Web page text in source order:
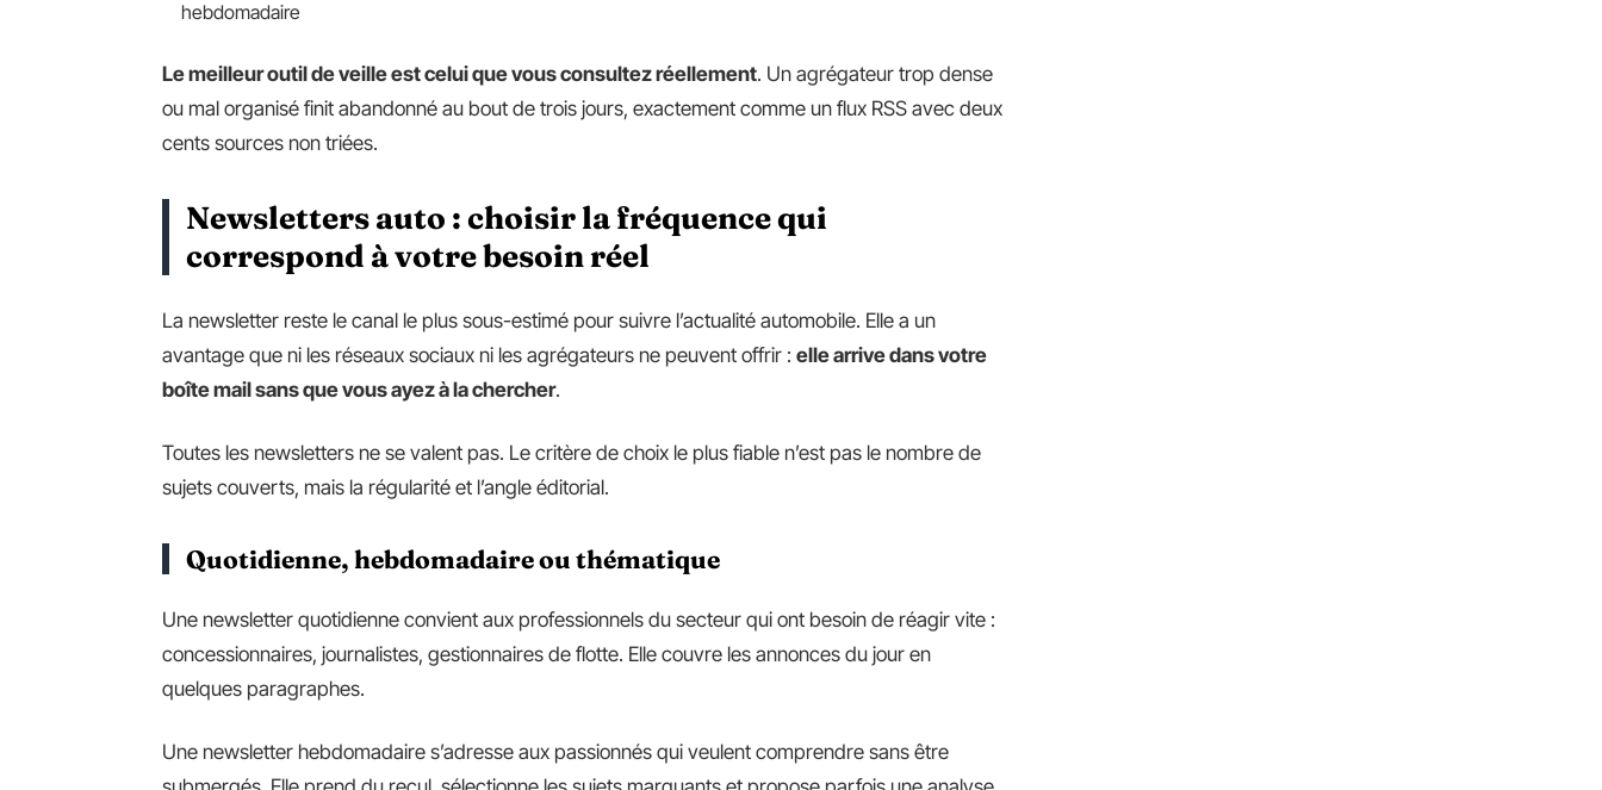
hebdomadaire
Le meilleur outil de veille est celui que vous consultez réellement. Un agrégateur trop dense
ou mal organisé finit abandonné au bout de trois jours, exactement comme un flux RSS avec deux
cents sources non triées.
Newsletters auto : choisir la fréquence qui
correspond à votre besoin réel
La newsletter reste le canal le plus sous-estimé pour suivre l’actualité automobile. Elle a un
avantage que ni les réseaux sociaux ni les agrégateurs ne peuvent offrir : elle arrive dans votre
boîte mail sans que vous ayez à la chercher.
Toutes les newsletters ne se valent pas. Le critère de choix le plus fiable n’est pas le nombre de
sujets couverts, mais la régularité et l’angle éditorial.
Quotidienne, hebdomadaire ou thématique
Une newsletter quotidienne convient aux professionnels du secteur qui ont besoin de réagir vite :
concessionnaires, journalistes, gestionnaires de flotte. Elle couvre les annonces du jour en
quelques paragraphes.
Une newsletter hebdomadaire s’adresse aux passionnés qui veulent comprendre sans être